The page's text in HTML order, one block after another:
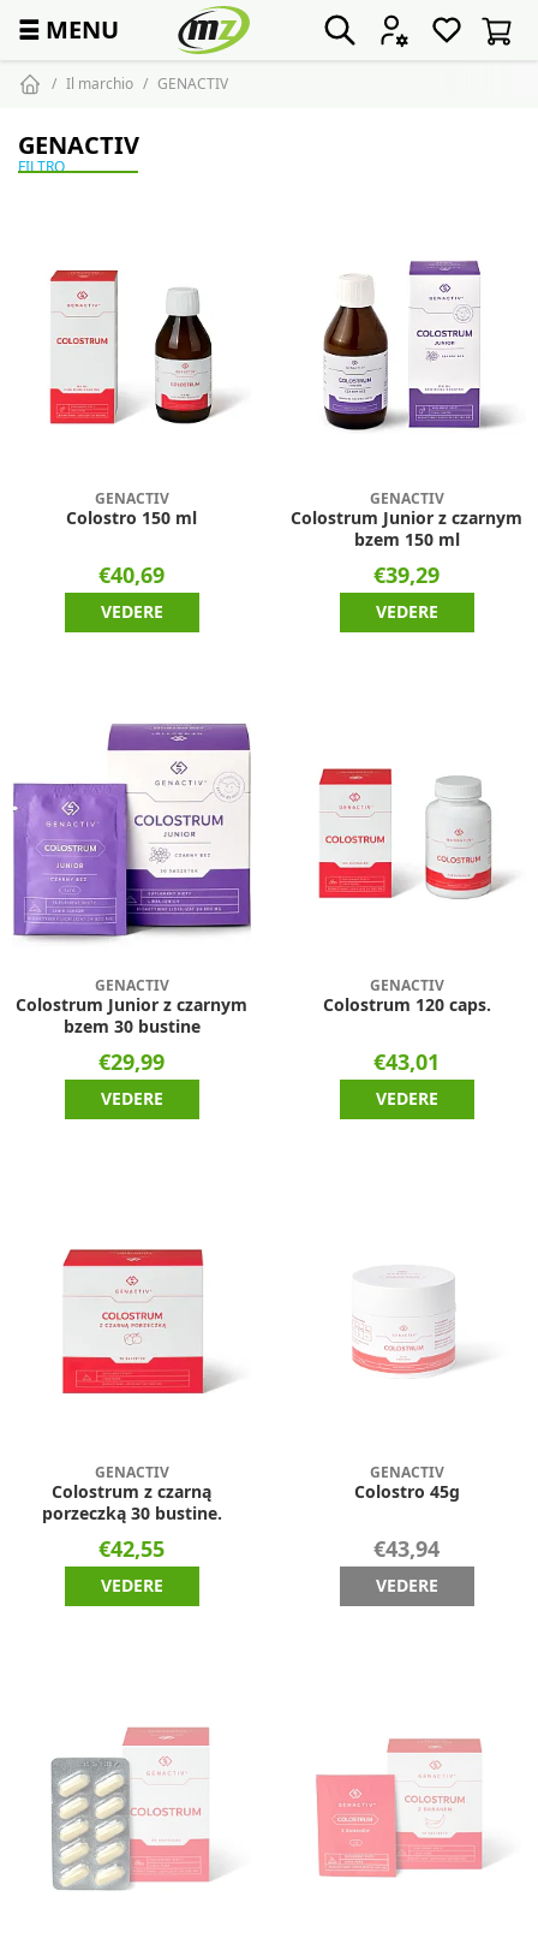
☰ MENU
Il marchio GENACTIV
GENACTIV
FILTRO
GENACTIV
Colostro 150 ml
€40,69
VEDERE
GENACTIV
Colostrum Junior z czarnym
bzem 150 ml
€39,29
VEDERE
GENACTIV
Colostrum Junior z czarnym
bzem 30 bustine
€29,99
VEDERE
GENACTIV
Colostrum 120 caps.
€43,01
VEDERE
GENACTIV
Colostrum z czarną
porzeczką 30 bustine.
€42,55
VEDERE
GENACTIV
Colostro 45g
€43,94
VEDERE